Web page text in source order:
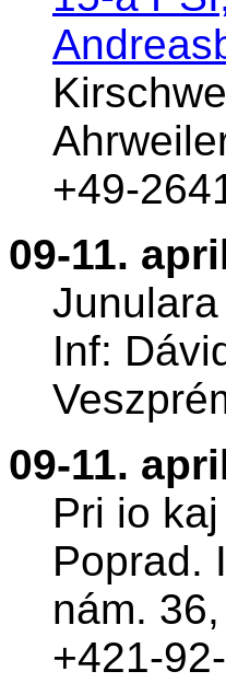
+49-
09-11.
Inf:
09-11.
Pri io
Poprad.
nám.
+421-